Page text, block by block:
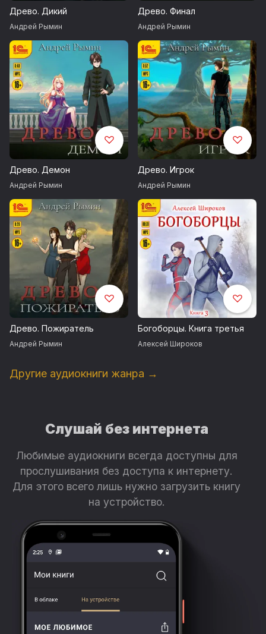
Использована музыкальная композиция:
Sunguard by Alexander Nakarada,
https://www.serpentsoundstudios.com
Музыка, продвигаемая ресурсом: https://www.free-stock-
music.com
Creative Commons / Attribution 4.0 International (CC BY 4.0)
https://creativecommons.org/licenses/by/4.0/
Запись 2023 года
Древо. Дикий
Андрей Рымин
Древо. Финал
Андрей Рымин
Древо. Демон
Андрей Рымин
Древо. Игрок
Андрей Рымин
Древо. Пожиратель
Андрей Рымин
Богоборцы. Книга третья
Алексей Широков
Другие аудиокниги жанра →
Слушай без интернета
Любимые аудиокниги всегда доступны для
прослушивания без доступа к интернету.
Для этого всего лишь нужно загрузить книгу
на устройство.